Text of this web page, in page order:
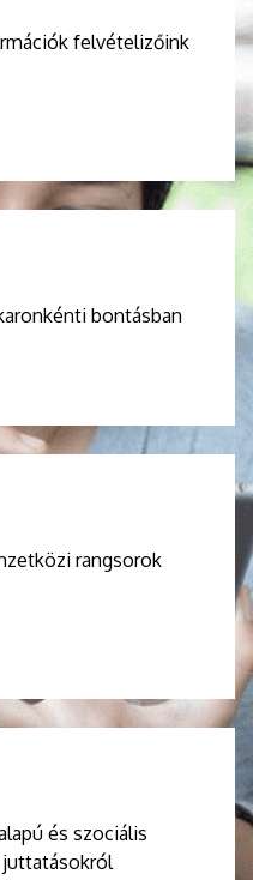
felvételizőink
bontásban
rangsorok
és szociális
juttatásokról